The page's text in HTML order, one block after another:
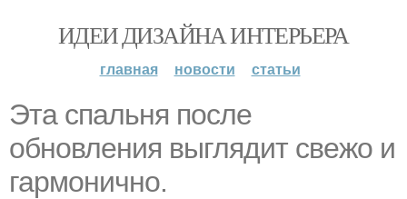
ИДЕИ ДИЗАЙНА ИНТЕРЬЕРА
главная новости статьи
Эта спальня после
обновления выглядит свежо и
гармонично.